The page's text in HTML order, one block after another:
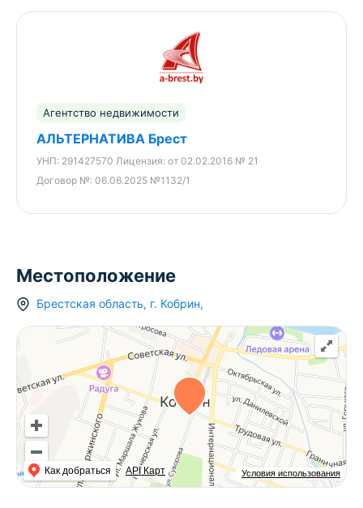
Агентство недвижимости
АЛЬТЕРНАТИВА Брест
УНП: 291427570 Лицензия: от 02.02.2016 № 21
Договор №: 06.06.2025 №1132/1
Местоположение
Брестская область, г. Кобрин,
Условия использования
Как добраться API Карт